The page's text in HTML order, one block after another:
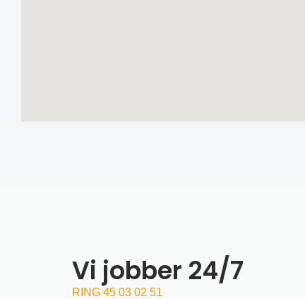
Vi jobber 24/7
RING 45 03 02 51